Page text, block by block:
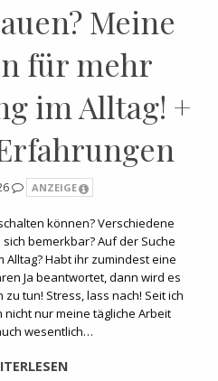
Meine
für mehr
im Alltag! +
ANZEIGE
können? Verschiedene
bemerkbar? Auf der Suche
Alltag? Habt ihr zumindest eine
Ja beantwortet, dann wird es
tun! Stress, lass nach! Seit ich
nicht nur meine tägliche Arbeit
wesentlich…